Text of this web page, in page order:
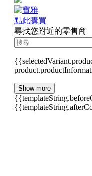
點此購買
尋找您附近的零售商
Show more